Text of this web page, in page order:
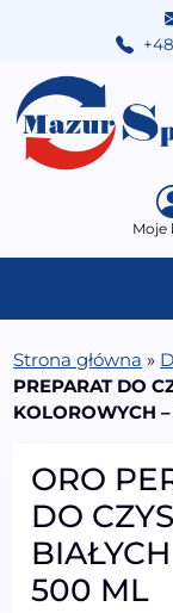
Przejdź do treści
Main
Moje
Strona główna »
PREPARAT DO
KOLOROWYCH
ORO
DO
500 ML